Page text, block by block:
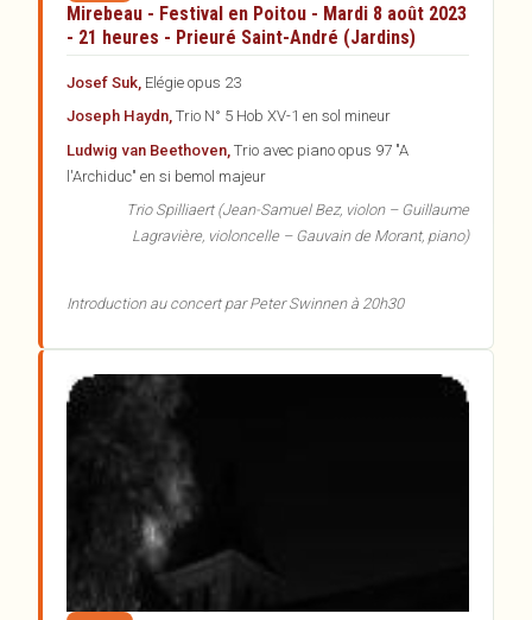
Mirebeau - Festival en Poitou - Mardi 8 août 2023
- 21 heures - Prieuré Saint-André (Jardins)
Josef Suk, Elégie opus 23
Joseph Haydn, Trio N° 5 Hob XV-1 en sol mineur
Ludwig van Beethoven, Trio avec piano opus 97 "A
l'Archiduc" en si bemol majeur
Trio Spilliaert (Jean-Samuel Bez, violon – Guillaume
Lagravière, violoncelle – Gauvain de Morant, piano)
Introduction au concert par Peter Swinnen à 20h30